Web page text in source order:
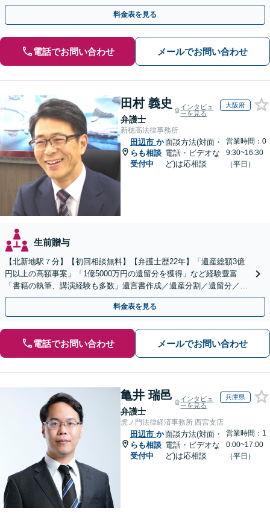
親身に対応します【夜間・休日面談】【初回相談無料】
料金表を見る
電話でお問い合わせ メールでお問い合わせ
田村 義史
弁護士
インタビュ
ーを見る
大阪府
新穂高法律事務所
田辺市 か
らも相談
受付中
面談方法(対面・
電話・ビデオな
ど)は応相談
営業時間：0
9:30~16:30
（平日）
生前贈与
【北新地駅７分】【初回相談無料】【弁護士歴22年】「遺産総額3億
円以上の高額事案」「1億5000万円の遺留分を獲得」など経験豊富
「書籍の執筆、講演経験も多数」遺言書作成／遺産分割／遺留分／相
続放棄など【休日・夜間面談可】【完全個室対応】
料金表を見る
電話でお問い合わせ メールでお問い合わせ
亀井 瑞邑
弁護士
インタビュ
ーを見る
兵庫県
虎ノ門法律経済事務所 西宮支店
田辺市 か
らも相談
受付中
面談方法(対面・
電話・ビデオな
ど)は応相談
営業時間：1
0:00~17:00
（平日）